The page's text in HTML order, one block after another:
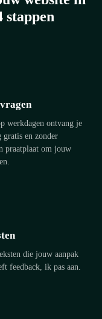
stappen
werkdagen ontvang je
gratis en zonder
praatplaat om jouw
die jouw aanpak
feedback, ik pas aan.